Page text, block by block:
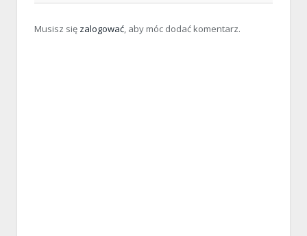
Musisz się zalogować , aby móc dodać komentarz.